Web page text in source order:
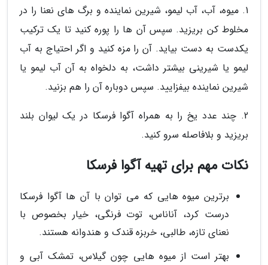
1. میوه، آب، آب لیمو، شیرین نماینده و برگ های نعنا را در
مخلوط کن بریزید. سپس آن ها را پوره کنید تا یک ترکیب
یکدست به دست بیاید. آن را مزه کنید و اگر احتیاج به آب
لیمو یا شیرینی بیشتر داشت، به دلخواه به آن آب لیمو یا
شیرین نماینده بیفزایید. سپس دوباره آن را هم بزنید.
2. چند عدد یخ را به همراه آگوا فرسکا در یک لیوان بلند
بریزید و بلافاصله سرو کنید.
نکات مهم برای تهیه آگوا فرسکا
برترین میوه هایی که می توان با آن ها آگوا فرسکا
درست کرد، آناناس، توت فرنگی، خیار بخصوص با
نعنای تازه، طالبی، خربزه قندک و هندوانه هستند.
بهتر است از میوه هایی چون گیلاس، تمشک آبی و